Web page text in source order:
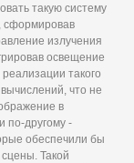
такую систему
сформировав
излучения
освещение
такого
что не
в
по-другому -
обеспечили бы
Такой